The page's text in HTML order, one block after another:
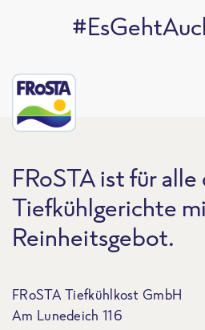
FRoSTA ist für alle
Tiefkühlgerichte
Reinheitsgebot.
FRoSTA Tiefkühlkost GmbH
Am Lunedeich 116